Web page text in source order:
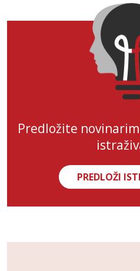
Predložite
PREDLOŽI